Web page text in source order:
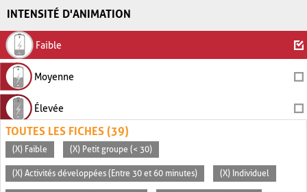
INTENSITÉ D'ANIMATION
Faible
Moyenne
Élevée
TOUTES LES FICHES (39)
(X) Faible (X) Petit groupe (< 30)
(X) Activités développées (Entre 30 et 60 minutes) (X) Individuel